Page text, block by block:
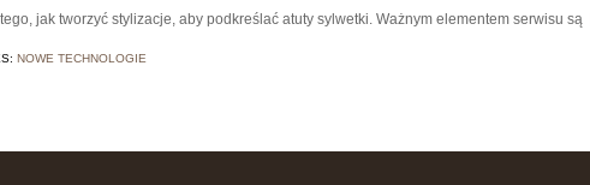
jak tworzyć stylizacje, aby podkreślać atuty sylwetki. Ważnym elementem serwisu są
NOWE TECHNOLOGIE